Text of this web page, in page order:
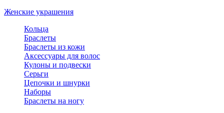
Женские украшения
Кольца
Браслеты
Браслеты из кожи
Аксессуары для волос
Кулоны и подвески
Серьги
Цепочки и шнурки
Наборы
Браслеты на ногу